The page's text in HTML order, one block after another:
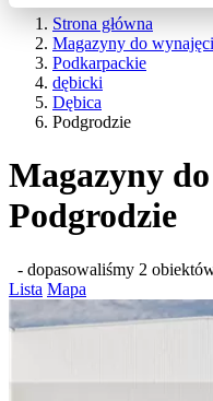
Strona główna
Magazyny do
Podkarpackie
dębicki
Dębica
Podgrodzie
Magazyny
Podgrodzie
- dopasowaliśmy 2
Lista Mapa